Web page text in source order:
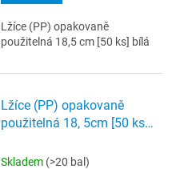
Lžíce (PP) opakovaně
použitelná 18,5 cm [50 ks] bílá
Lžíce (PP) opakovaně
použitelná 18, 5cm [50 ks]
Skladem (>20 bal)